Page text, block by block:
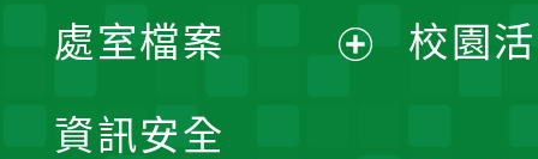
單
處室檔案
資訊安全
校園